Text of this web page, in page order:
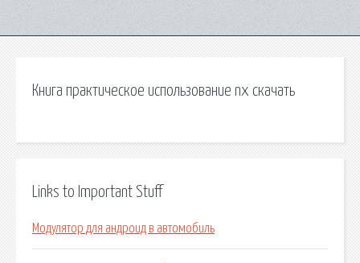
Книга практическое использование nx скачать
Links to Important Stuff
Модулятор для андроид в автомобиль